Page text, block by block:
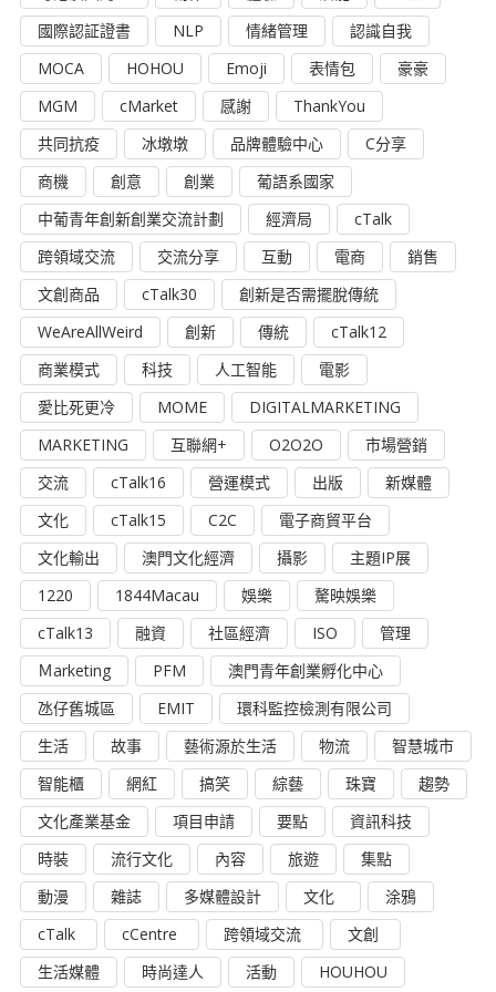
國際認証證書
NLP 情緒管理
認識自我
MOCA
HOHOU Emoji 表情包
豪豪
MGM
cMarket 感謝
ThankYou
共同抗疫
冰墩墩 品牌體驗中心
C分享
商機
創意 創業
葡語系國家
中葡青年創新創業交流計劃
經濟局
cTalk
跨領域交流
交流分享 互動 電商
銷售
文創商品
cTalk30
創新是否需擺脫傳統
WeAreAllWeird
創新 傳統
cTalk12
商業模式
科技 人工智能
電影
愛比死更冷
MOME
DIGITALMARKETING
MARKETING
互聯網+ O2O2O
市場營銷
交流
cTalk16 營運模式 出版
新媒體
文化
cTalk15 C2C
電子商貿平台
文化輸出
澳門文化經濟 攝影
主題IP展
1220
1844Macau 娛樂
驁映娛樂
cTalk13
融資 社區經濟 ISO
管理
Ｍarketing
PFM
澳門青年創業孵化中心
氹仔舊城區
EMIT
環科監控檢測有限公司
生活
故事 藝術源於生活 物流
智慧城市
智能櫃
網紅 搞笑 綜藝 珠寶
趨勢
文化產業基金
項目申請 要點
資訊科技
時裝
流行文化 內容 旅遊
集點
動漫
雜誌 多媒體設計 文化
涂鴉
cTalk
cCentre 跨領域交流
文創
生活媒體
時尚達人 活動
HOUHOU